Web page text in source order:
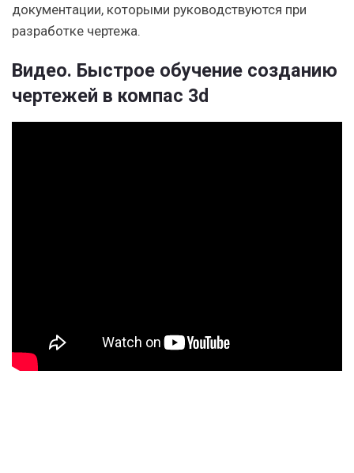
документации, которыми руководствуются при
разработке чертежа.
Видео. Быстрое обучение созданию
чертежей в компас 3d